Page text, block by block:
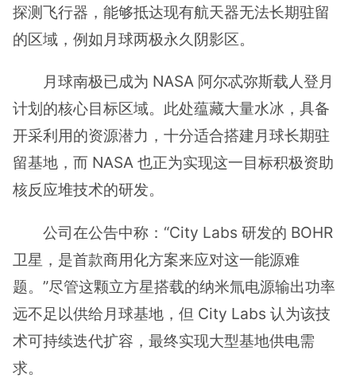
探测飞行器，能够抵达现有航天器无法长期驻留
的区域，例如月球两极永久阴影区。
月球南极已成为 NASA 阿尔忒弥斯载人登月
计划的核心目标区域。此处蕴藏大量水冰，具备
开采利用的资源潜力，十分适合搭建月球长期驻
留基地，而 NASA 也正为实现这一目标积极资助
核反应堆技术的研发。
公司在公告中称：“City Labs 研发的 BOHR
卫星，是首款商用化方案来应对这一能源难
题。”尽管这颗立方星搭载的纳米氚电源输出功率
远不足以供给月球基地，但 City Labs 认为该技
术可持续迭代扩容，最终实现大型基地供电需
求。